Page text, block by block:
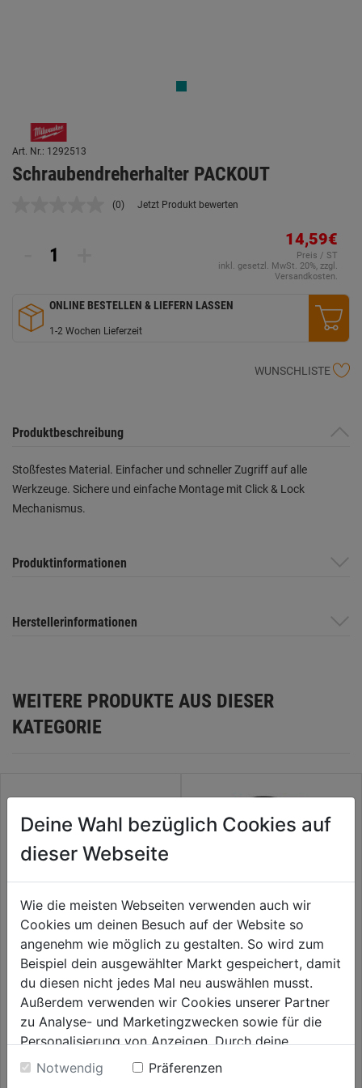
Art. Nr.: 1292513
Schraubendreherhalter PACKOUT
Kein
(0) Jetzt Produkt bewerten
14,59€
Preis / ST
inkl. gesetzl. MwSt. 20%, zzgl.
Versandkosten.
ONLINE BESTELLEN & LIEFERN LASSEN
1-2 Wochen Lieferzeit
WUNSCHLISTE
Produktbeschreibung
Stoßfestes Material. Einfacher und schneller Zugriff auf alle
Werkzeuge. Sichere und einfache Montage mit Click & Lock
Mechanismus.
Produktinformationen
Herstellerinformationen
WEITERE PRODUKTE AUS DIESER
KATEGORIE
Werkzeugkoffer-Set 2tlg. 16"+
12", schwarz/gelb
0.0 (0)
0.0
von
Sternen.
14,99€
Maschinenkoffer
430x370x140mm
0.0 (0)
0.0
von
Sternen.
14,99€
Deine Wahl bezüglich Cookies auf
dieser Webseite
Wie die meisten Webseiten verwenden auch wir
Cookies um deinen Besuch auf der Website so
angenehm wie möglich zu gestalten. So wird zum
Beispiel dein ausgewählter Markt gespeichert, damit
du diesen nicht jedes Mal neu auswählen musst.
Außerdem verwenden wir Cookies unserer Partner
zu Analyse- und Marketingzwecken sowie für die
Personalisierung von Anzeigen. Durch deine
Einwilligung werden die Daten von Drittanbieter,
unter anderem auch in den USA, verarbeitet.
Notwendig
Präferenzen